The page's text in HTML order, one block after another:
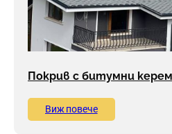
Покрив с битумни
Виж повече